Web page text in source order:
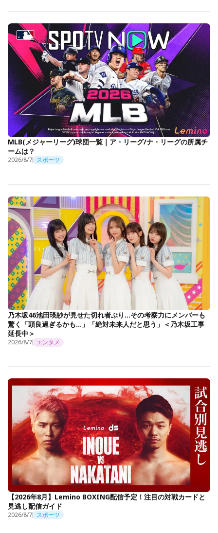
MLB(メジャーリーグ)球団一覧｜ア・リーグ/ナ・リーグの所属チ
ームは？
2026/8/7 スポーツ
乃木坂46池田瑛紗が見せた切れ者ぶり…その考察力にメンバーも
驚く「頭良過ぎるかも…」「絶対未来人だと思う」＜乃木坂工事
延長中＞
2026/8/7 エンタメ
【2026年8月】Lemino BOXING配信予定！注目の対戦カードと
見逃し配信ガイド
2026/8/7 スポーツ